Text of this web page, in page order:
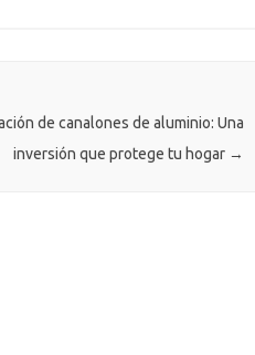
de canalones de aluminio: Una
inversión que protege tu hogar →